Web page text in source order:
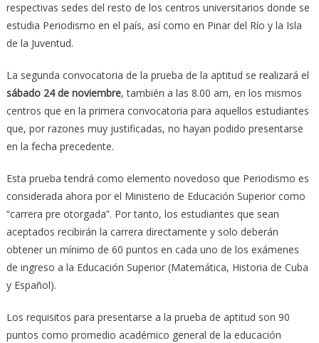
respectivas sedes del resto de los centros universitarios donde se
estudia Periodismo en el país, así como en Pinar del Río y la Isla
de la Juventud.
La segunda convocatoria de la prueba de la aptitud se realizará el
sábado 24 de noviembre, también a las 8.00 am, en los mismos
centros que en la primera convocatoria para aquellos estudiantes
que, por razones muy justificadas, no hayan podido presentarse
en la fecha precedente.
Esta prueba tendrá como elemento novedoso que Periodismo es
considerada ahora por el Ministerio de Educación Superior como
“carrera pre otorgada”. Por tanto, los estudiantes que sean
aceptados recibirán la carrera directamente y solo deberán
obtener un mínimo de 60 puntos en cada uno de los exámenes
de ingreso a la Educación Superior (Matemática, Historia de Cuba
y Español).
Los requisitos para presentarse a la prueba de aptitud son 90
puntos como promedio académico general de la educación